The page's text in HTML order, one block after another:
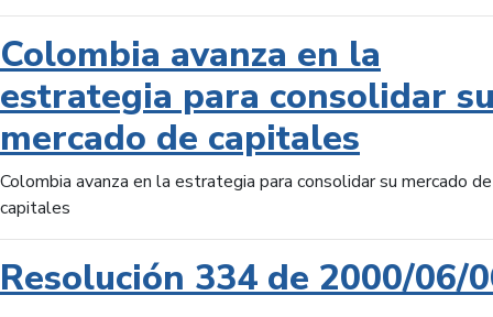
Colombia avanza en la
estrategia para consolidar
mercado de capitales
Colombia avanza en la estrategia para consolidar su mercado de
capitales
Resolución 334 de 2000/06/